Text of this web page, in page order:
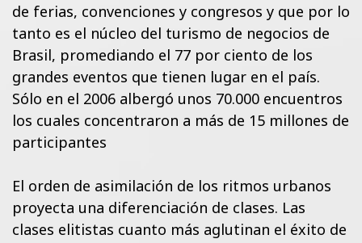
de ferias, convenciones y congresos y que por lo
tanto es el núcleo del turismo de negocios de
Brasil, promediando el 77 por ciento de los
grandes eventos que tienen lugar en el país.
Sólo en el 2006 albergó unos 70.000 encuentros
los cuales concentraron a más de 15 millones de
participantes
El orden de asimilación de los ritmos urbanos
proyecta una diferenciación de clases. Las
clases elitistas cuanto más aglutinan el éxito de